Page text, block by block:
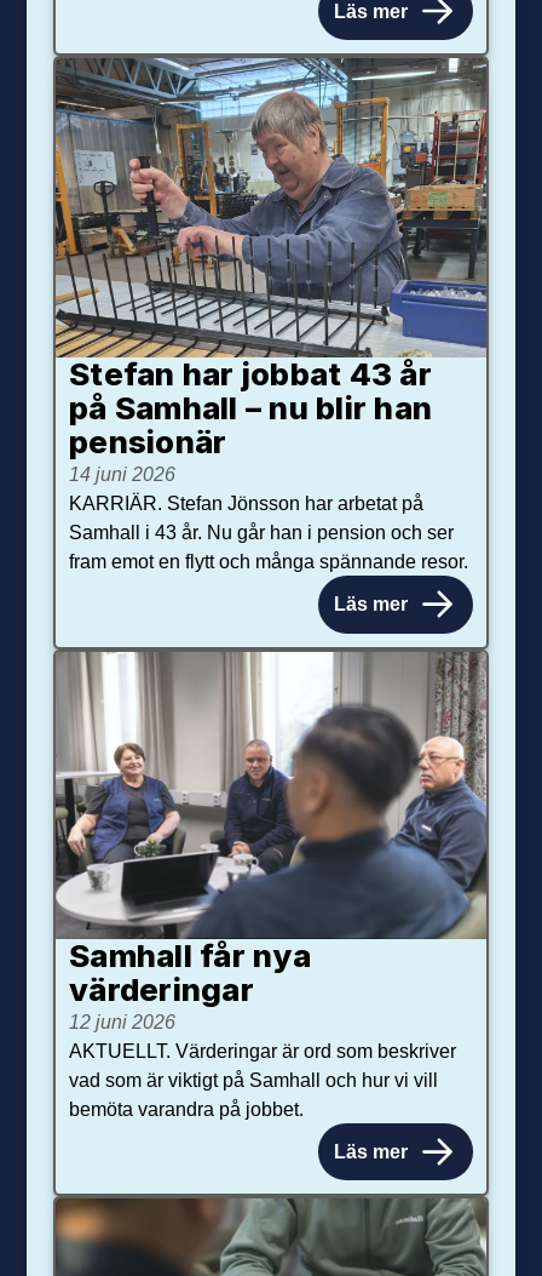
Läs mer
Stefan har jobbat 43 år
på Samhall – nu blir han
pensionär
14 juni 2026
KARRIÄR. Stefan Jönsson har arbetat på
Samhall i 43 år. Nu går han i pension och ser
fram emot en flytt och många spännande resor.
Läs mer
Samhall får nya
värdering­ar
12 juni 2026
AKTUELLT. Värderingar är ord som beskriver
vad som är viktigt på Samhall och hur vi vill
bemöta varandra på jobbet.
Läs mer